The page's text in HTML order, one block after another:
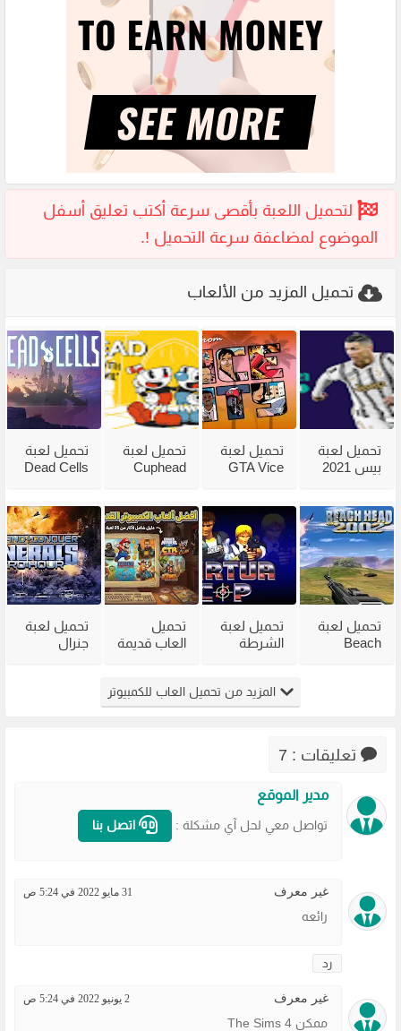
تحميل المزيد من الألعاب
تحميل لعبة
بيس 2021
بالتعليق
العربي
تحميل لعبة
GTA Vice
مضغوطة
من ميديا
فاير
تحميل لعبة
Cuphead
فاير بحجم
صغير
تحميل لعبة
Dead Cells
الاضافات
تحميل لعبة
Beach
تحميل لعبة
الشرطة
من ميديا
فاير
تحميل
العاب قديمة
الضعيفة
برابط مباشر
تحميل لعبة
جنرال
المزيد من تحميل العاب للكمبيوتر
تعليقات : 7
مدير الموقع
تواصل معي لحل آي مشكلة : اتصل بنا
غير معرف 31 مايو 2022 في 5:24 ص
رائعه
رد
غير معرف 2 يونيو 2022 في 5:24 ص
ممكن The Sims 4